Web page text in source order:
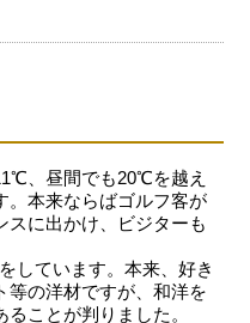
、昼間でも20℃を越え
。本来ならばゴルフ客が
スに出かけ、ビジターも
しています。本来、好き
等の洋材ですが、和洋を
ことが判りました。